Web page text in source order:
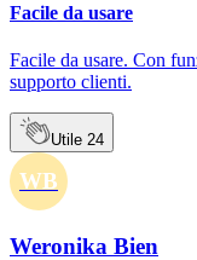
Facile da usare
Facile da usare. Con
supporto clienti.
Utile 24
WB
Weronika Bien